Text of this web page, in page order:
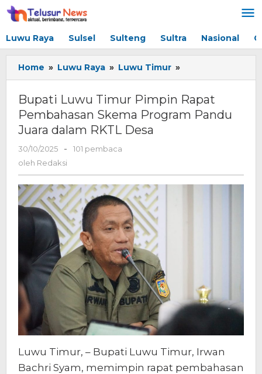
Lewati
ke
Luwu Raya Sulsel Sulteng Sultra Nasional
Home » Luwu Raya » Luwu Timur »
Luwu
Pimpin
Rapat
Juara
Bupati Luwu Timur Pimpin Rapat
Pembahasan Skema Program Pandu
Juara dalam RKTL Desa
30/10/2025
oleh
Redaksi
-
101 pembaca
oleh Redaksi
Luwu Timur, – Bupati Luwu Timur, Irwan
Bachri Syam, memimpin rapat pembahasan